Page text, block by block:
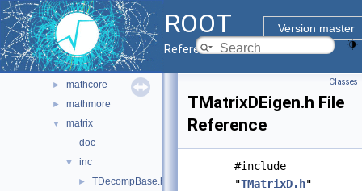
ROOT
Version master
Reference Guide
► foam
► fumili
► genetic
► genvector
► mathcore
► mathmore
▼
matrix
doc
▼ inc
►
TDecompBase.h
Classes
TMatrixDEigen.h File
Reference
#include
"TMatrixD.h"